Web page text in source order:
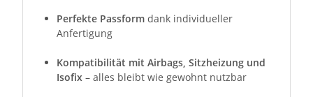
Perfekte Passform dank individueller
Anfertigung
Kompatibilität mit Airbags, Sitzheizung und
Isofix – alles bleibt wie gewohnt nutzbar